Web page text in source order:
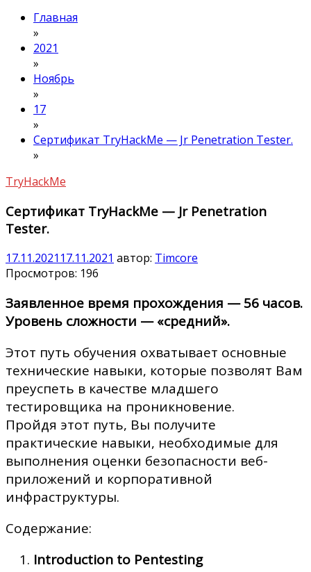
Главная
»
2021
»
Ноябрь
»
17
»
Сертификат TryHackMe — Jr Penetration Tester.
»
TryHackMe
Сертификат TryHackMe — Jr Penetration
Tester.
17.11.2021 17.11.2021 автор: Timcore
Просмотров: 196
Заявленное время прохождения — 56 часов.
Уровень сложности — «средний».
Этот путь обучения охватывает основные
технические навыки, которые позволят Вам
преуспеть в качестве младшего
тестировщика на проникновение.
Пройдя этот путь, Вы получите
практические навыки, необходимые для
выполнения оценки безопасности веб-
приложений и корпоративной
инфраструктуры.
Содержание:
Introduction to Pentesting